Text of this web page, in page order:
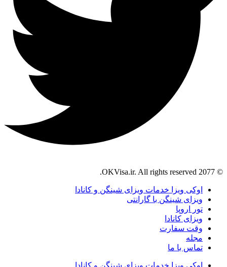
© 2077 OKVisa.ir. All rights reserved.
اوکی ویزا خدمات ویزای شینگن و کانادا
ویزای شینگن با گارانتی
تور اروپا
ویزای کانادا
وقت سفارت
مجله
تماس با ما